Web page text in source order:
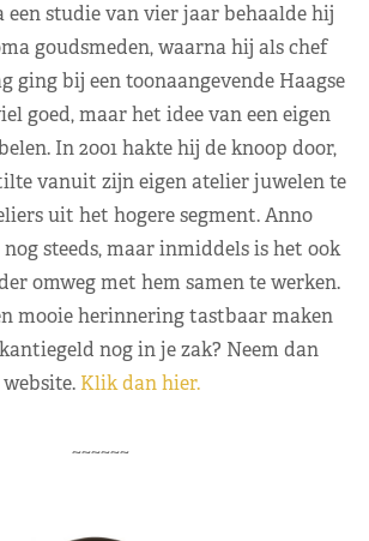
een studie van vier jaar behaalde hij
goudsmeden, waarna hij als chef
ging bij een toonaangevende Haagse
goed, maar het idee van een eigen
In 2001 hakte hij de knoop door,
vanuit zijn eigen atelier juwelen te
uit het hogere segment. Anno
steeds, maar inmiddels is het ook
omweg met hem samen te werken.
mooie herinnering tastbaar maken
nog in je zak? Neem dan
Klik dan hier.
~~~~~~